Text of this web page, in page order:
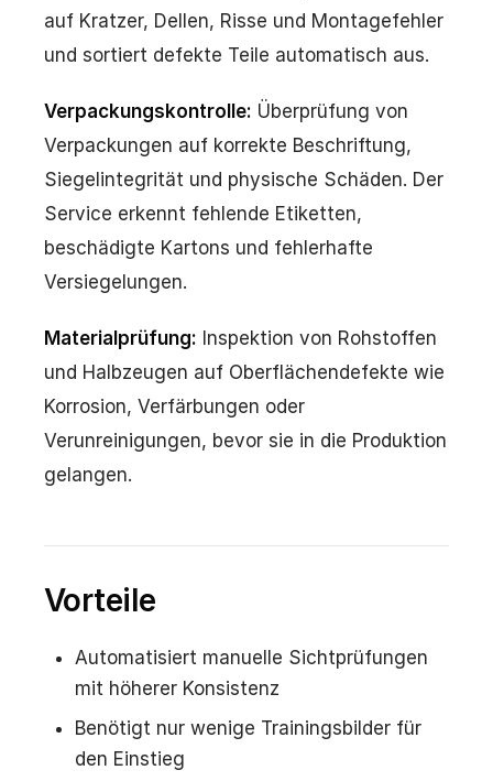
auf Kratzer, Dellen, Risse und Montagefehler
und sortiert defekte Teile automatisch aus.
Verpackungskontrolle: Überprüfung von
Verpackungen auf korrekte Beschriftung,
Siegelintegrität und physische Schäden. Der
Service erkennt fehlende Etiketten,
beschädigte Kartons und fehlerhafte
Versiegelungen.
Materialprüfung: Inspektion von Rohstoffen
und Halbzeugen auf Oberflächendefekte wie
Korrosion, Verfärbungen oder
Verunreinigungen, bevor sie in die Produktion
gelangen.
Vorteile
Automatisiert manuelle Sichtprüfungen
mit höherer Konsistenz
Benötigt nur wenige Trainingsbilder für
den Einstieg